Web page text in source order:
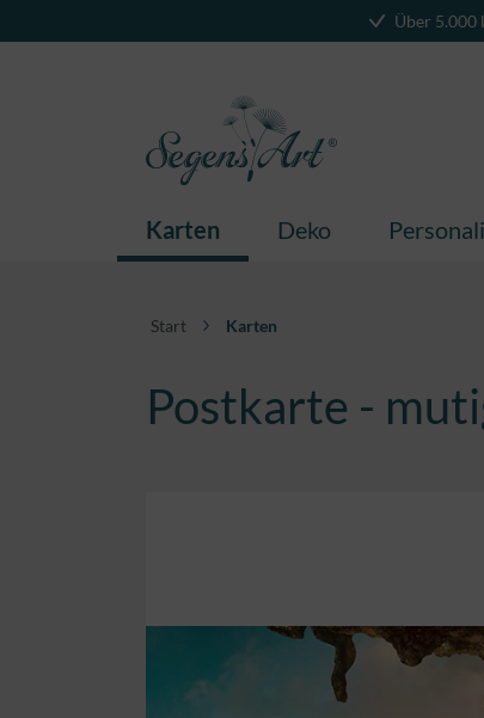
Über 5.000
Karten Deko
Start Karten
Postkarte -